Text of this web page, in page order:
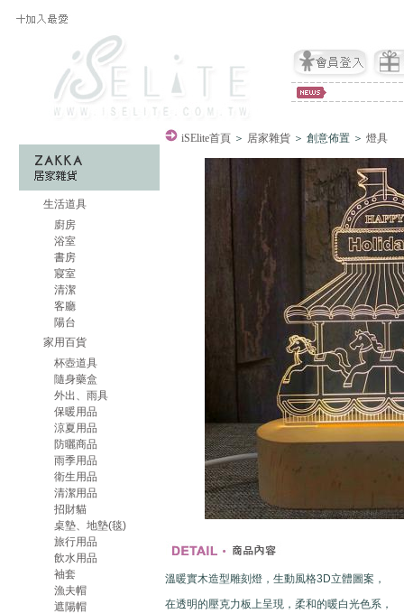
生活道具
廚房
浴室
書房
寢室
清潔
客廳
陽台
家用百貨
杯壺道具
隨身藥盒
外出、雨具
保暖用品
涼夏用品
防曬商品
雨季用品
衛生用品
清潔用品
招財貓
桌墊、地墊(毯)
旅行用品
飲水用品
袖套
漁夫帽
遮陽帽
iSElite首頁 ＞ 居家雜貨 ＞ 創意佈置 ＞ 燈具
溫暖實木造型雕刻燈，生動風格3D立體圖案，
在透明的壓克力板上呈現，柔和的暖白光色系，